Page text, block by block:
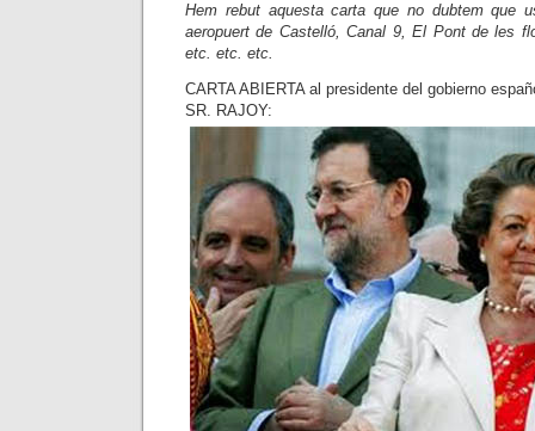
Hem rebut aquesta carta que no dubtem que
aeropuert de Castelló, Canal 9, El Pont de les
etc. etc. etc.
CARTA ABIERTA al presidente del gobierno
SR. RAJOY: